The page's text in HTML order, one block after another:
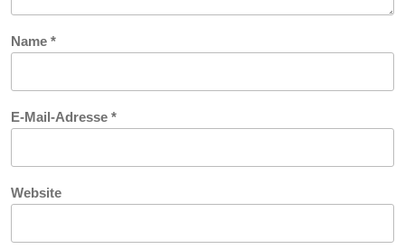
Name *
E-Mail-Adresse *
Website